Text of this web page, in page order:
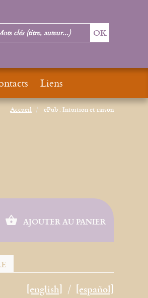
Accueil ePub : Intuition et raison
AJOUTER AU PANIER
[english] [español]
Liens